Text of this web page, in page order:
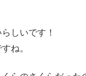
しいです！
ね。